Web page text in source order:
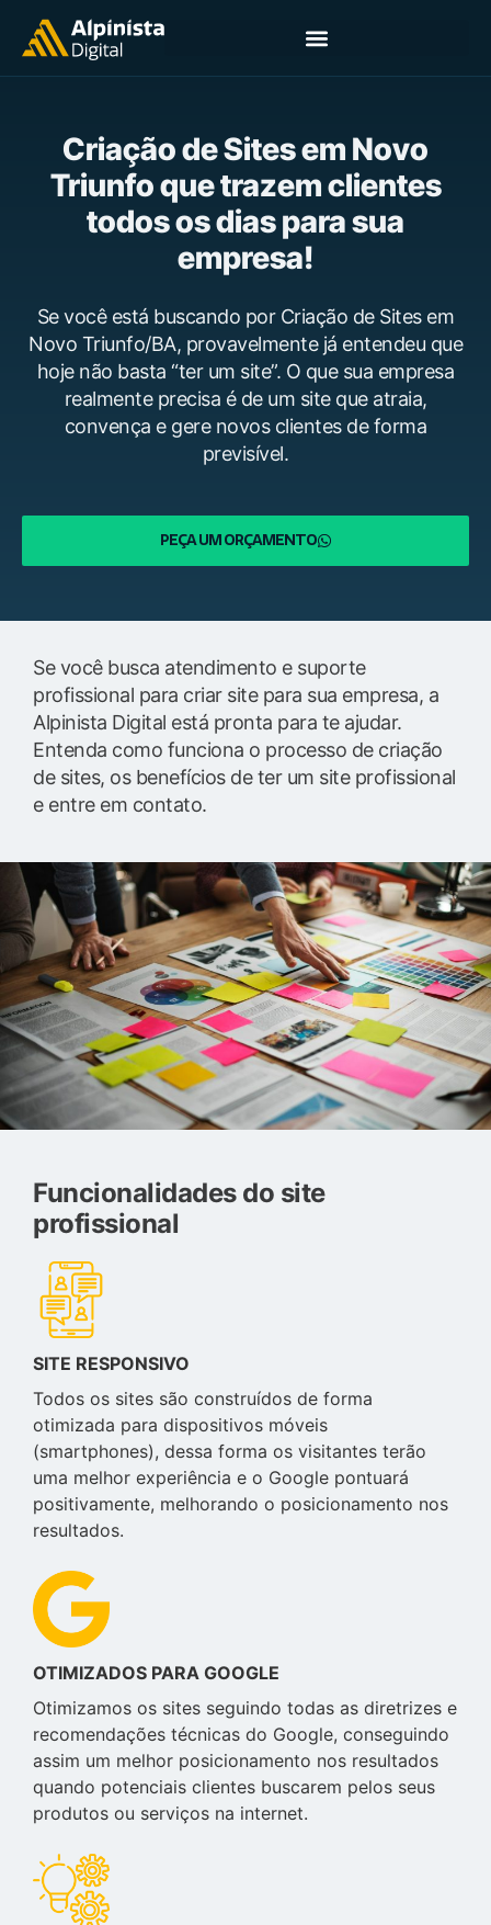
Criação de Sites em Novo
Triunfo que trazem clientes
todos os dias para sua
empresa!
Se você está buscando por Criação de Sites em
Novo Triunfo/BA, provavelmente já entendeu que
hoje não basta “ter um site”. O que sua empresa
realmente precisa é de um site que atraia,
convença e gere novos clientes de forma
previsível.
PEÇA UM ORÇAMENTO
Se você busca atendimento e suporte
profissional para criar site para sua empresa, a
Alpinista Digital está pronta para te ajudar.
Entenda como funciona o processo de criação
de sites, os benefícios de ter um site profissional
e entre em contato.
Funcionalidades do site
profissional
SITE RESPONSIVO
Todos os sites são construídos de forma
otimizada para dispositivos móveis
(smartphones), dessa forma os visitantes terão
uma melhor experiência e o Google pontuará
positivamente, melhorando o posicionamento nos
resultados.
OTIMIZADOS PARA GOOGLE
Otimizamos os sites seguindo todas as diretrizes e
recomendações técnicas do Google, conseguindo
assim um melhor posicionamento nos resultados
quando potenciais clientes buscarem pelos seus
produtos ou serviços na internet.